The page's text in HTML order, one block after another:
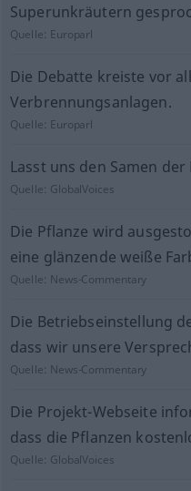
Superunkräutern
Quelle: Europarl
Die Debatte kreiste vor
Verbrennungsanlagen.
Quelle: Europarl
Lasst uns den Samen
Quelle: GlobalVoices
Die Pflanze wird
eine glänzende weiße
Quelle: News-Commentary
Die Betriebseinstellung
dass wir unsere
Quelle: News-Commentary
Die Projekt-Webseite
dass die Pflanzen
Quelle: GlobalVoices